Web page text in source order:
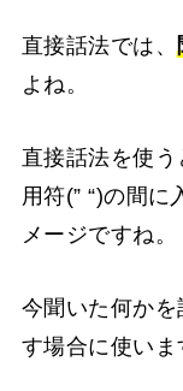
直接話法では、
よね。
直接話法を使う
用符(” “)の間
メージですね。
今聞いた何か
す場合に使いま